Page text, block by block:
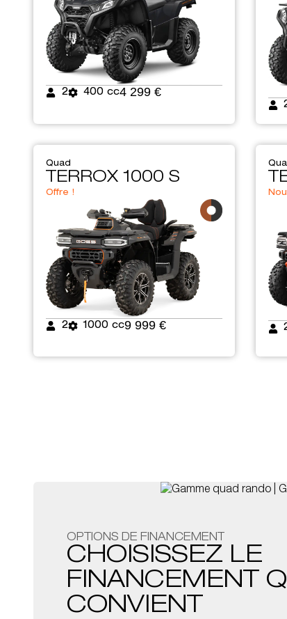
2 400 cc4 299 €
Quad
TERROX 1000 S
Offre !
2 1000 cc9 999 €
OPTIONS DE FINANCEMENT
CHOISISSEZ LE
FINANCEMENT
CONVIENT